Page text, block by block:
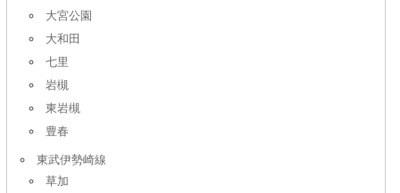
大宮公園
大和田
七里
岩槻
東岩槻
豊春
東武伊勢崎線
草加